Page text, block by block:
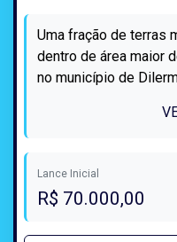
do CRI de São Pedro do Sul.
Uma fração de terras
dentro de área maior
no município de
Lance Inicial
R$ 70.000,00